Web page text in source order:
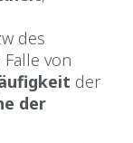
des
von
der
der